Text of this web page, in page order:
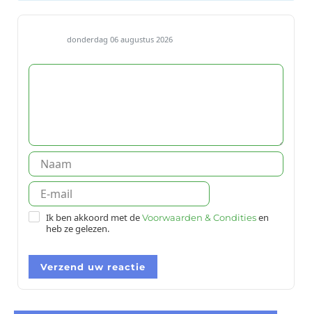
donderdag 06 augustus 2026
Ik ben akkoord met deVoorwaarden & Conditiesen
heb ze gelezen.
Verzend uw reactie